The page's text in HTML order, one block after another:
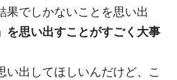
果でしかないことを思い出
を思い出すことがすごく大事
い出してほしいんだけど、こ